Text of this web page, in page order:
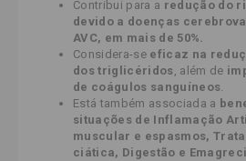
Contribui para a redução do
devido a doenças
AVC, em mais de 50%.
Considera-se eficaz na
dos triglicéridos , além de
de coágulos sanguíneos.
Está também associada a
situações de Inflamação
muscular e espasmos,
ciática, Digestão e